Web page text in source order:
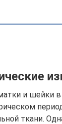
и шейки в
ткани.